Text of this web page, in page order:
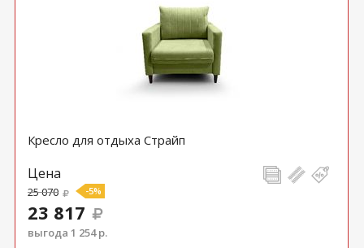
Кресло для отдыха Страйп
Цена
25 070 -5%
23 817
выгода 1 254 р.